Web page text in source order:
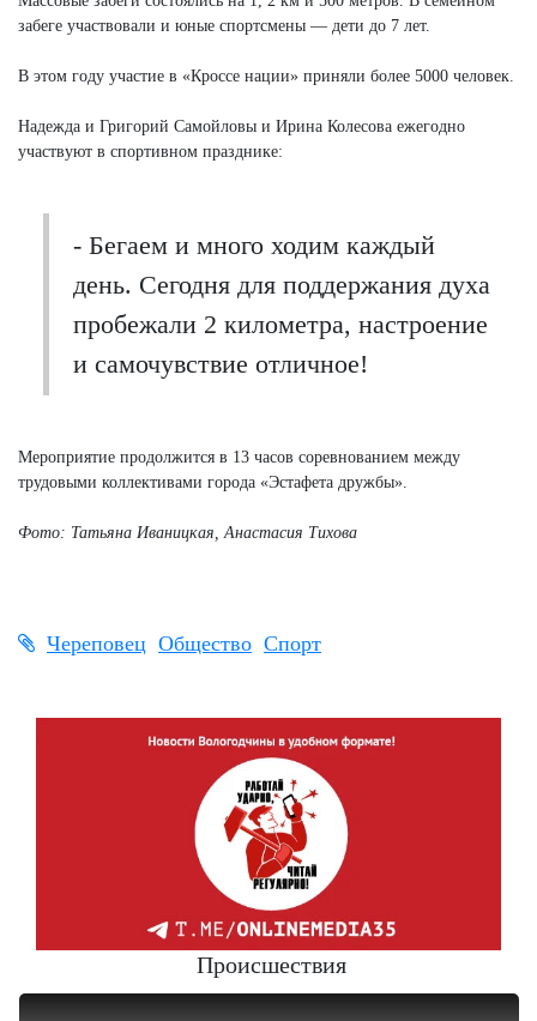
забеге участвовали и юные спортсмены — дети до 7 лет.
В этом году участие в «Кроссе нации» приняли более 5000 человек.
Надежда и Григорий Самойловы и Ирина Колесова ежегодно
участвуют в спортивном празднике:
- Бегаем и много ходим каждый
день. Сегодня для поддержания духа
пробежали 2 километра, настроение
и самочувствие отличное!
Мероприятие продолжится в 13 часов соревнованием между
трудовыми коллективами города «Эстафета дружбы».
Фото: Татьяна Иваницкая, Анастасия Тихова
Череповец Общество Спорт
Происшествия